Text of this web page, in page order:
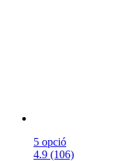
5 opció
4.9 (106)